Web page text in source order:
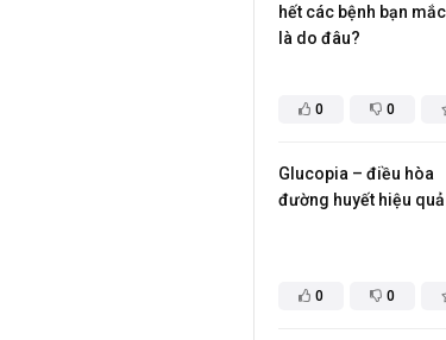
0 0
hết các bệnh bạn mắc
là do đâu?
0 0
Glucopia – điều hòa
đường huyết hiệu quả